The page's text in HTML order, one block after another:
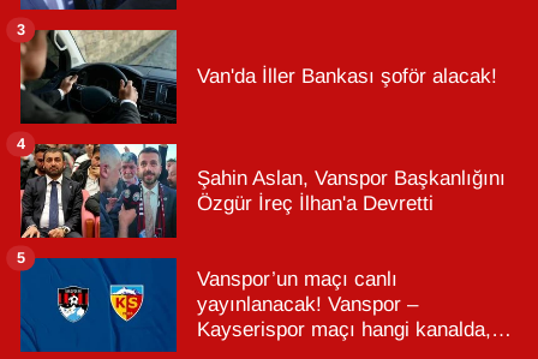
Van'da İller Bankası şoför alacak!
3
Şahin Aslan, Vanspor Başkanlığını
Özgür İreç İlhan'a Devretti
4
Vanspor’un maçı canlı
yayınlanacak! Vanspor –
Kayserispor maçı hangi kanalda,
5